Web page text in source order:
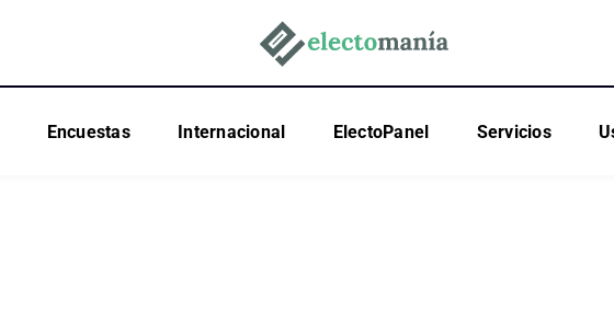
Encuestas Internacional ElectoPanel Servicios